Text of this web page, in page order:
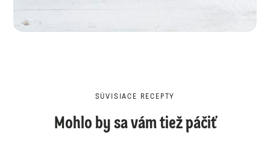
SÚVISIACE RECEPTY
Mohlo by sa vám tiež páčiť